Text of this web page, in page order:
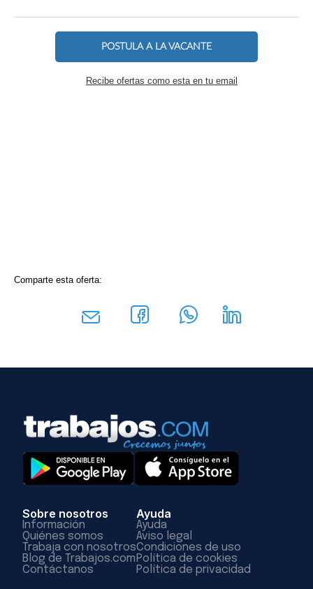
POSTULA A LA VACANTE
Recibe ofertas como esta en tu email
Comparte esta oferta:
Sobre nosotros
Información
Quiénes somos
Trabaja con nosotros
Blog de Trabajos.com
Contáctanos
Ayuda
Ayuda
Aviso legal
Condiciones de uso
Política de cookies
Política de privacidad